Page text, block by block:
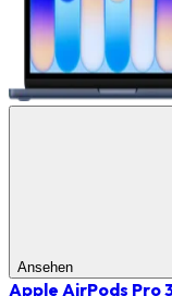
Ansehen
Apple AirPods Pro